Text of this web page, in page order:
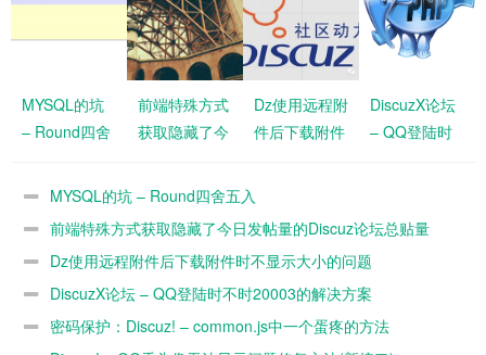
MYSQL的坑
– Round四舍
前端特殊方式
获取隐藏了今
Discuz论坛总
Dz使用远程附
件后下载附件
DiscuzX论坛
– QQ登陆时
MYSQL的坑 – Round四舍五入
前端特殊方式获取隐藏了今日发帖量的Discuz论坛总贴量
Dz使用远程附件后下载附件时不显示大小的问题
DiscuzX论坛 – QQ登陆时不时20003的解决方案
密码保护：Discuz! – common.js中一个蛋疼的方法